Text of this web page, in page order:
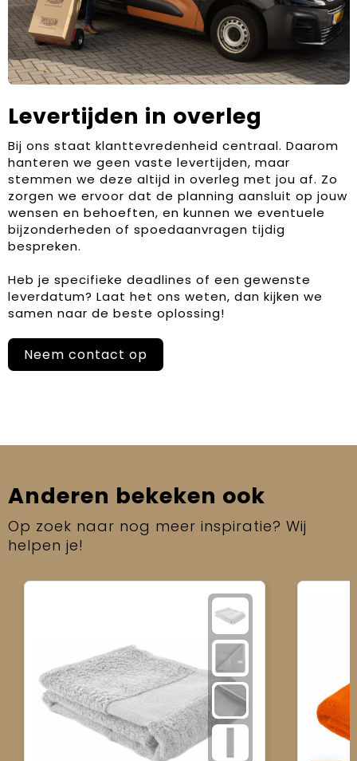
Levertijden in overleg
Bij ons staat klanttevredenheid centraal. Daarom
hanteren we geen vaste levertijden, maar
stemmen we deze altijd in overleg met jou af. Zo
zorgen we ervoor dat de planning aansluit op jouw
wensen en behoeften, en kunnen we eventuele
bijzonderheden of spoedaanvragen tijdig
bespreken.
Heb je specifieke deadlines of een gewenste
leverdatum? Laat het ons weten, dan kijken we
samen naar de beste oplossing!
Neem contact op
Anderen bekeken ook
Op zoek naar nog meer inspiratie? Wij
helpen je!